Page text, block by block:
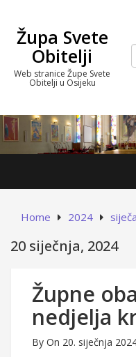
contentŽupa Svete
Obitelji
Web stranice Župe Svete
Obitelji u Osijeku
Home 2024
20 siječnja, 2024
Župne
nedjelja
By On 20. siječnja